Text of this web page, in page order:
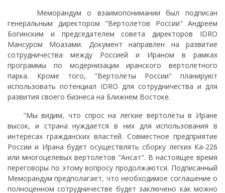
Меморандум о взаимопонимании был подписан
генеральным директором "Вертолетов России" Андреем
Богинским и председателем совета директоров IDRO
Мансуром Моазами. Документ направлен на развитие
сотрудничества между Россией и Ираном в рамках
программы по модернизации иранского вертолетного
парка. Кроме того, "Вертолеты России" планируют
использовать потенциал IDRO для сотрудничества и для
развития своего бизнеса на Ближнем Востоке.
"Мы видим, что спрос на легкие вертолеты в Иране
высок, и страна нуждается в них для использования в
интересах гражданских властей. Совместное предприятие
России и Ирана будет осуществлять сборку легких Ка-226
или многоцелевых вертолетов "Ансат". В настоящее время
переговоры по этому вопросу продолжаются. Подписанный
Меморандум предполагает, что необходимое соглашение о
полноценном сотрудничестве будет заключено как можно